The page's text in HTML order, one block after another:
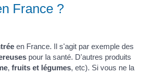
France ?
en France. Il s'agit par exemple des
pour la santé. D'autres produits
, fruits et légumes, etc). Si vous ne la